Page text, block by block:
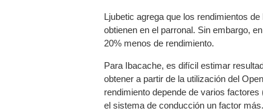
Ljubetic agrega que los rendimientos
obtienen en el parronal. Sin embargo,
20% menos de rendimiento.
Para Ibacache, es difícil estimar
obtener a partir de la utilización del
rendimiento depende de varios
el sistema de conducción un factor